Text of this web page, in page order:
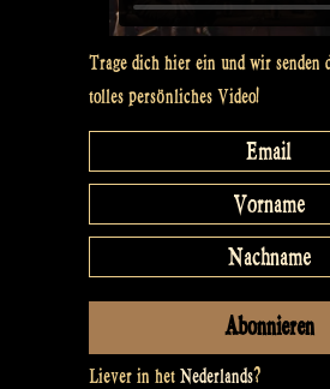
Trage dich hier ein und wir senden
tolles persönliches Video!
Liever in het Nederlands?